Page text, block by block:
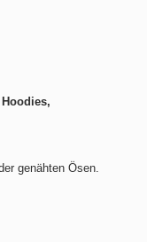
genähten Ösen.